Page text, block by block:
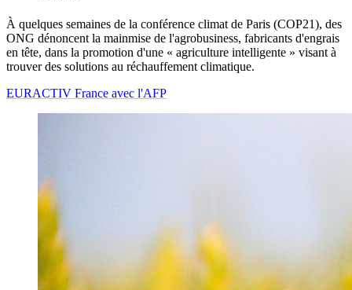
À quelques semaines de la conférence climat de Paris (COP21), des
ONG dénoncent la mainmise de l'agrobusiness, fabricants d'engrais
en tête, dans la promotion d'une « agriculture intelligente » visant à
trouver des solutions au réchauffement climatique.
EURACTIV France avec l'AFP